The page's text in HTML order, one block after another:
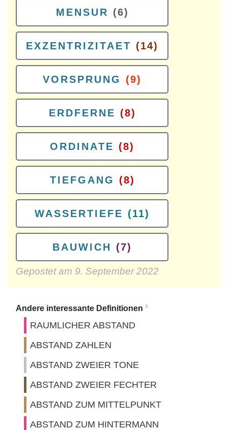
MENSUR (6)
EXZENTRIZITAET (14)
VORSPRUNG (9)
ERDFERNE (8)
ORDINATE (8)
TIEFGANG (8)
WASSERTIEFE (11)
BAUWICH (7)
Gepostet am 9. September 2022
Andere interessante Definitionen 9
RAUMLICHER ABSTAND
ABSTAND ZAHLEN
ABSTAND ZWEIER TONE
ABSTAND ZWEIER FECHTER
ABSTAND ZUM MITTELPUNKT
ABSTAND ZUM HINTERMANN